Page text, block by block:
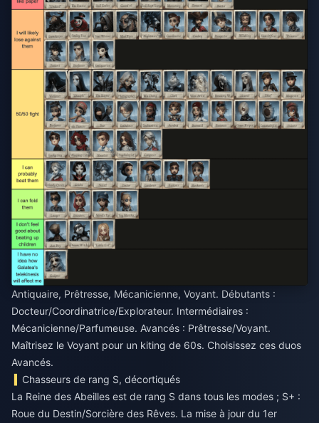
Antiquaire, Prêtresse, Mécanicienne, Voyant. Débutants :
Docteur/Coordinatrice/Explorateur. Intermédiaires :
Mécanicienne/Parfumeuse. Avancés : Prêtresse/Voyant.
Maîtrisez le Voyant pour un kiting de 60s. Choisissez ces duos
Avancés.
Chasseurs de rang S, décortiqués
La Reine des Abeilles est de rang S dans tous les modes ; S+ :
Roue du Destin/Sorcière des Rêves. La mise à jour du 1er